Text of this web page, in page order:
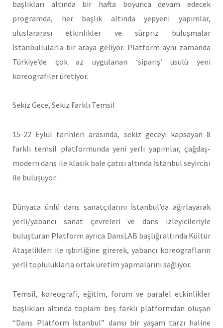
başlıkları altında bir hafta boyunca devam edecek
programda, her başlık altında yepyeni yapımlar,
uluslararası etkinlikler ve sürpriz buluşmalar
İstanbullularla bir araya geliyor. Platform aynı zamanda
Türkiye’de çok az uygulanan ‘sipariş’ usulü yeni
koreografiler üretiyor.
Sekiz Gece, Sekiz Farklı Temsil
15-22 Eylül tarihleri arasında, sekiz geceyi kapsayan 8
farklı temsil platformunda yeni yerli yapımlar, çağdaş-
modern dans ile klasik bale çatısı altında İstanbul seyircisi
ile buluşuyor.
Dünyaca ünlü dans sanatçılarını İstanbul’da ağırlayarak
yerli/yabancı sanat çevreleri ve dans izleyicileriyle
buluşturan Platform ayrıca DansLAB başlığı altında Kültür
Ataşelikleri ile işbirliğine girerek, yabancı koreografların
yerli topluluklarla ortak üretim yapmalarını sağlıyor.
Temsil, koreografi, eğitim, forum ve paralel etkinlikler
başlıkları altında toplam beş farklı platformdan oluşan
“Dans Platform İstanbul” dansı bir yaşam tarzı haline